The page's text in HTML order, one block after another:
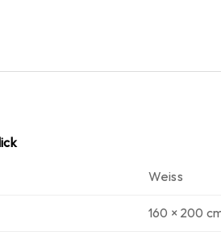
Weiss
160 x 200